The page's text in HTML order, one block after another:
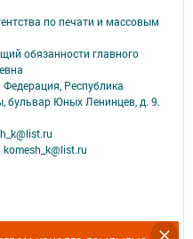
по печати и массовым
обязанности главного
Республика
бульвар Юных Ленинцев, д. 9.
для персонализации сервисов и